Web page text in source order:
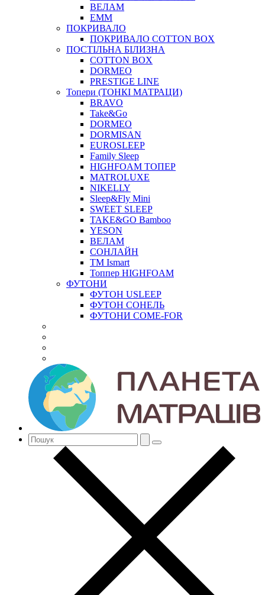
ВЕЛАМ
ЕММ
ПОКРИВАЛО
ПОКРИВАЛО COTTON BOX
ПОСТІЛЬНА БІЛИЗНА
COTTON BOX
DORMEO
PRESTIGE LINE
Топери (ТОНКІ МАТРАЦИ)
BRAVO
Take&Go
DORMEO
DORMISAN
EUROSLEEP
Family Sleep
HIGHFOAM ТОПЕР
MATROLUXE
NIKELLY
Sleep&Fly Mini
SWEET SLEEP
TAKE&GO Bamboo
YESON
ВЕЛАМ
СОНЛАЙН
ТМ Ismart
Топпер HIGHFOAM
ФУТОНИ
ФУТОН USLEEP
ФУТОН СОНЕЛЬ
ФУТОНИ COME-FOR